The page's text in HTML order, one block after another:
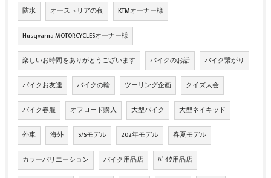
防水 オーストリアの夜 KTMオーナー様
Husqvarna MOTORCYCLESオーナー様
楽しいお時間をありがとうございます バイクのお話 バイク繋がり
バイクお友達 バイクの輪 ツーリング企画 クイズ大会
バイク春服 オフロード購入 大型バイク 大型ネイキッド
外車 海外 S/Sモデル 202年モデル 春夏モデル
カラーバリエーション バイク用品店 ﾊﾞｲｸ用品店